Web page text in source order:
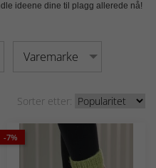
ideene dine til plagg allerede nå!
Varemarke
Sorter etter:
-7%